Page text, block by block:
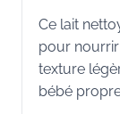
Ce lait
pour nourrir
texture
bébé